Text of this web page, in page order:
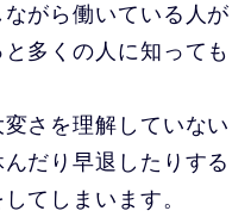
がら働いている人が
多くの人に知っても
さを理解していない
だり早退したりする
てしまいます。